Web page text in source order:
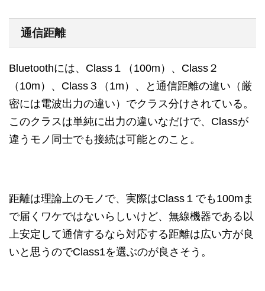
通信距離
Bluetoothには、Class１（100m）、Class２
（10m）、Class３（1m）、と通信距離の違い（厳
密には電波出力の違い）でクラス分けされている。
このクラスは単純に出力の違いなだけで、Classが
違うモノ同士でも接続は可能とのこと。
距離は理論上のモノで、実際はClass１でも100mま
で届くワケではないらしいけど、無線機器である以
上安定して通信するなら対応する距離は広い方が良
いと思うのでClass1を選ぶのが良さそう。